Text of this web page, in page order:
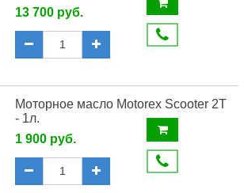
13 700 руб.
Моторное масло Motorex Scooter 2T
- 1л.
1 900 руб.